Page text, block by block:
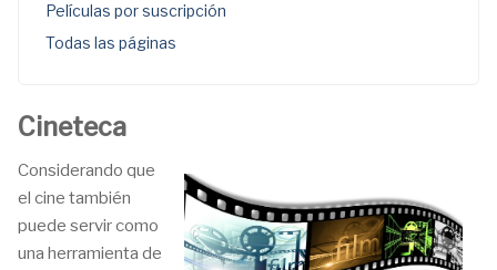
Películas por suscripción
Todas las páginas
Cineteca
Considerando que
el cine también
puede servir como
una herramienta de